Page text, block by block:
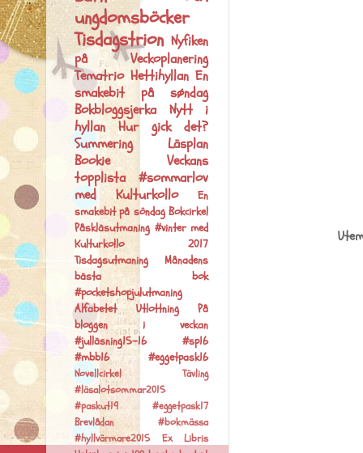
ungdomsböcker
Tisdagstrion Nyfiken
påVeckoplanering
Tematrio Hettihyllan En
smakebit på søndag
Bokbloggsjerka Nytt i
hyllanHur gick det?
Summering Läsplan
Bookie Veckans
topplista #sommarlov
med Kulturkollo
En
smakebit på söndag Bokcirkel
Påskläsutmaning #vinter med
Kulturkollo 2017
Tisdagsutmaning Månadens
bästa bok
#pocketshopjulutmaning
Alfabetet Utlottning På
bloggen i veckan
#julläsning15-16 #sp16
#mbb16 #eggetpask16
NovellcirkelTävling
#läsalotsommar2015
#paskut19 #eggetpask17
Brevlådan #bokmässa
#hyllvärmare2015 Ex Libris